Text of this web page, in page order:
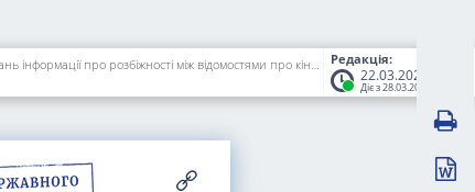
Редакція:
22.03.2024
Діє з 28.03.2024
Про затвердження Порядку передачі держателем Єдиного державного реєстру юридичних осіб, фізичних осіб - підприємців та громадських формувань інформації про розбіжності між відомостями про кінцевих бенефіціарних власників та/або структуру власності юридичної особи, отриманими суб'єктом первинного фінансового моніторингу в результаті здійснення належної перевірки юридичної особи, та відповідними відомостями, розміщеними в зазначеному реєстрі, та про суб'єкта первинного фінансового моніторингу, яким виявлено такі розбіжності, до спеціально уповноваженого органу